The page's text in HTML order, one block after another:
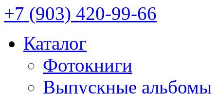
+7 (903) 420-99-66
Каталог
Фотокниги
Выпускные альбомы